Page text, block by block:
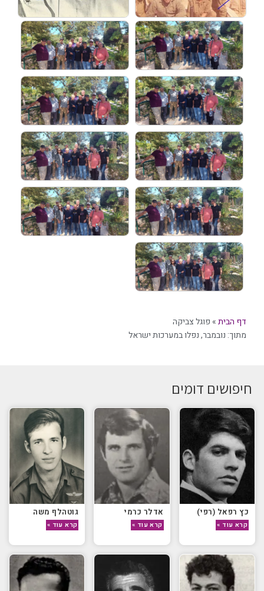
דף הבית» פוגל צביקה
מתוך: נובמבר,נפלו במערכות ישראל
חיפושים דומים
כץ רפאל (רפי)
קרא עוד »
אדלר כרמי
קרא עוד »
גוטהלף משה
קרא עוד »